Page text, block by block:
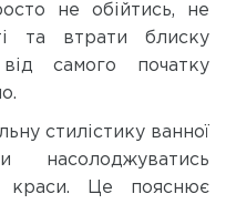
не обійтись, не
та втрати блиску
самого початку
стилістику ванної
краси. Це пояснює